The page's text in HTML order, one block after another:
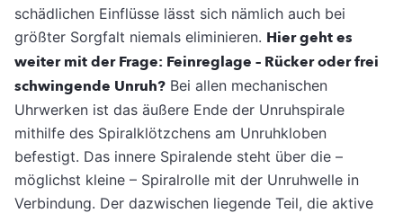
schädlichen Einflüsse lässt sich nämlich auch bei
größter Sorgfalt niemals eliminieren. Hier geht es
weiter mit der Frage: Feinreglage – Rücker oder frei
schwingende Unruh? Bei allen mechanischen
Uhrwerken ist das äußere Ende der Unruhspirale
mithilfe des Spiralklötzchens am Unruhkloben
befestigt. Das innere Spiralende steht über die –
möglichst kleine – Spiralrolle mit der Unruhwelle in
Verbindung. Der dazwischen liegende Teil, die aktive